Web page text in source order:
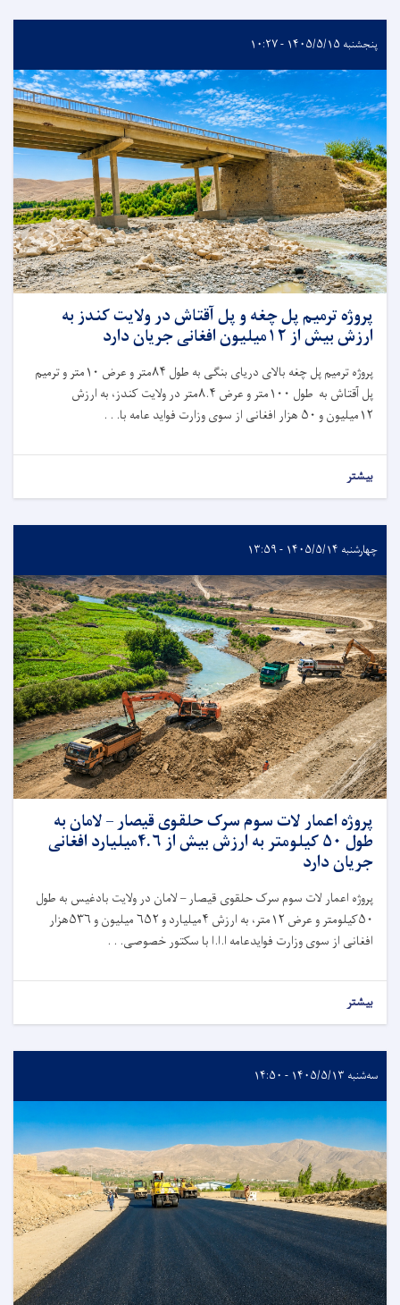
پنجشنبه ۱۴۰۵/۵/۱۵ - ۱۰:۲۷
پروژه ترمیم پل چغه و پل آقتاش در ولایت کندز به
ارزش بیش از ۱۲میلیون افغانی جریان دارد
پروژه ترمیم پل چغه بالای دریای بنگی به طول ۸۴متر و عرض ۱۰متر و ترمیم
پل آقتاش به طول ۱۰۰متر و عرض ۸.۴متر در ولایت کندز، به ارزش
۱۲میلیون و ۵۰ هزار افغانی از سوی وزارت فواید عامه با. . .
بیشتر
چهارشنبه ۱۴۰۵/۵/۱۴ - ۱۳:۵۹
پروژه اعمار لات سوم سرک حلقوی قیصار – لامان به
طول ۵۰ کیلومتر به ارزش بیش از ۴.۶میلیارد افغانی
جریان دارد
پروژه اعمار لات سوم سرک حلقوی قیصار – لامان در ولایت بادغیس به طول
۵۰کیلومتر و عرض ۱۲متر، به ارزش ۴میلیارد و ۶۵۲ میلیون و ۵۳۶هزار
افغانی از سوی وزارت فوایدعامه ا.ا.ا با سکتور خصوصی. . .
بیشتر
سه‌شنبه ۱۴۰۵/۵/۱۳ - ۱۴:۵۰